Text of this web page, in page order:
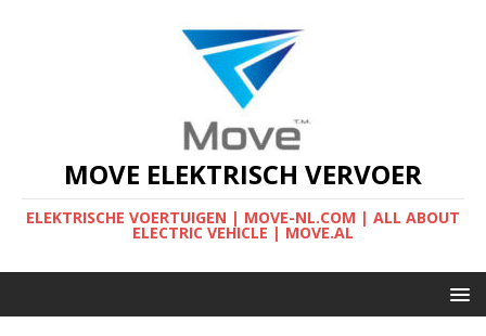
MOVE ELEKTRISCH VERVOER
ELEKTRISCHE VOERTUIGEN | MOVE-NL.COM | ALL ABOUT
ELECTRIC VEHICLE | MOVE.AL